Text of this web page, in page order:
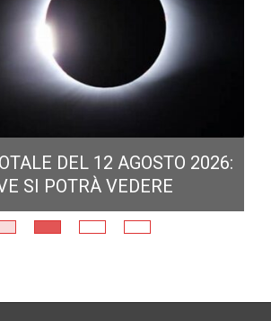
DEL 12 AGOSTO 2026:
SI POTRÀ VEDERE